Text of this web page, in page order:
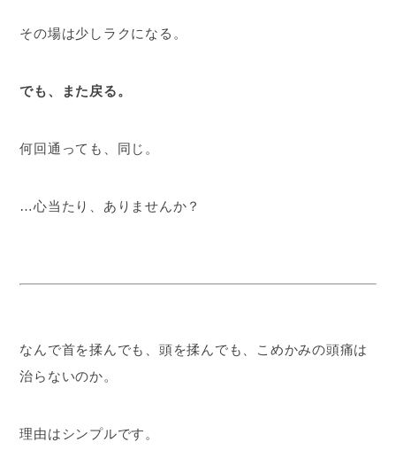
その場は少しラクになる。
でも、また戻る。
何回通っても、同じ。
…心当たり、ありませんか？
なんで首を揉んでも、頭を揉んでも、こめかみの頭痛は
治らないのか。
理由はシンプルです。